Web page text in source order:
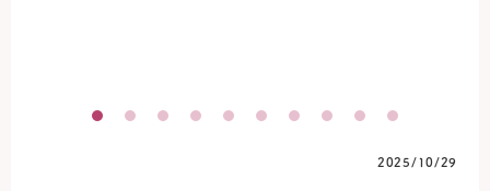
2025/10/29